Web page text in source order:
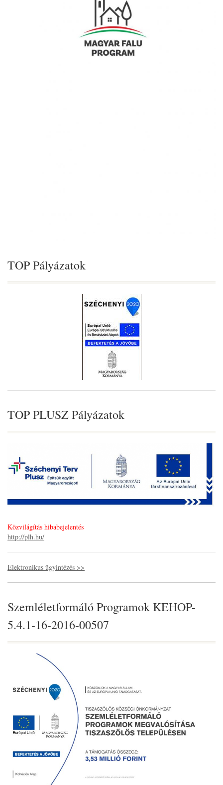
TOP Pályázatok
TOP PLUSZ Pályázatok
Közvilágítás hibabejelentés
http://plh.hu/
Elektronikus ügyintézés >>
Szemléletformáló Programok KEHOP-
5.4.1-16-2016-00507